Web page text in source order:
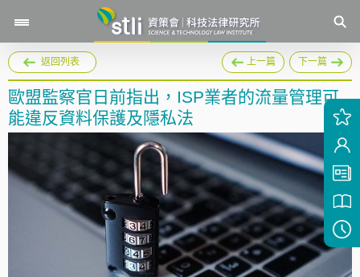
返回列表 上一篇 下一篇
歐盟監察官日前指出，ISP業者的流量管理可
能違反資料保護及隱私法